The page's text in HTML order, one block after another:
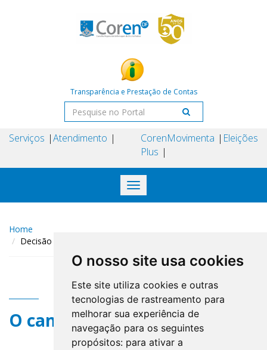
O nosso site usa cookies
Este site utiliza cookies e outras
tecnologias de rastreamento para
melhorar sua experiência de
navegação para os seguintes
propósitos: para ativar a
Transparência e Prestação de Contas
Serviços Atendimento
Coren
Plus
Movimenta Eleições
Toggle
navigation
Home
Decisão COREN-DF N° 238 DE 26 DE novembro DE 2025
O campo title não existe.